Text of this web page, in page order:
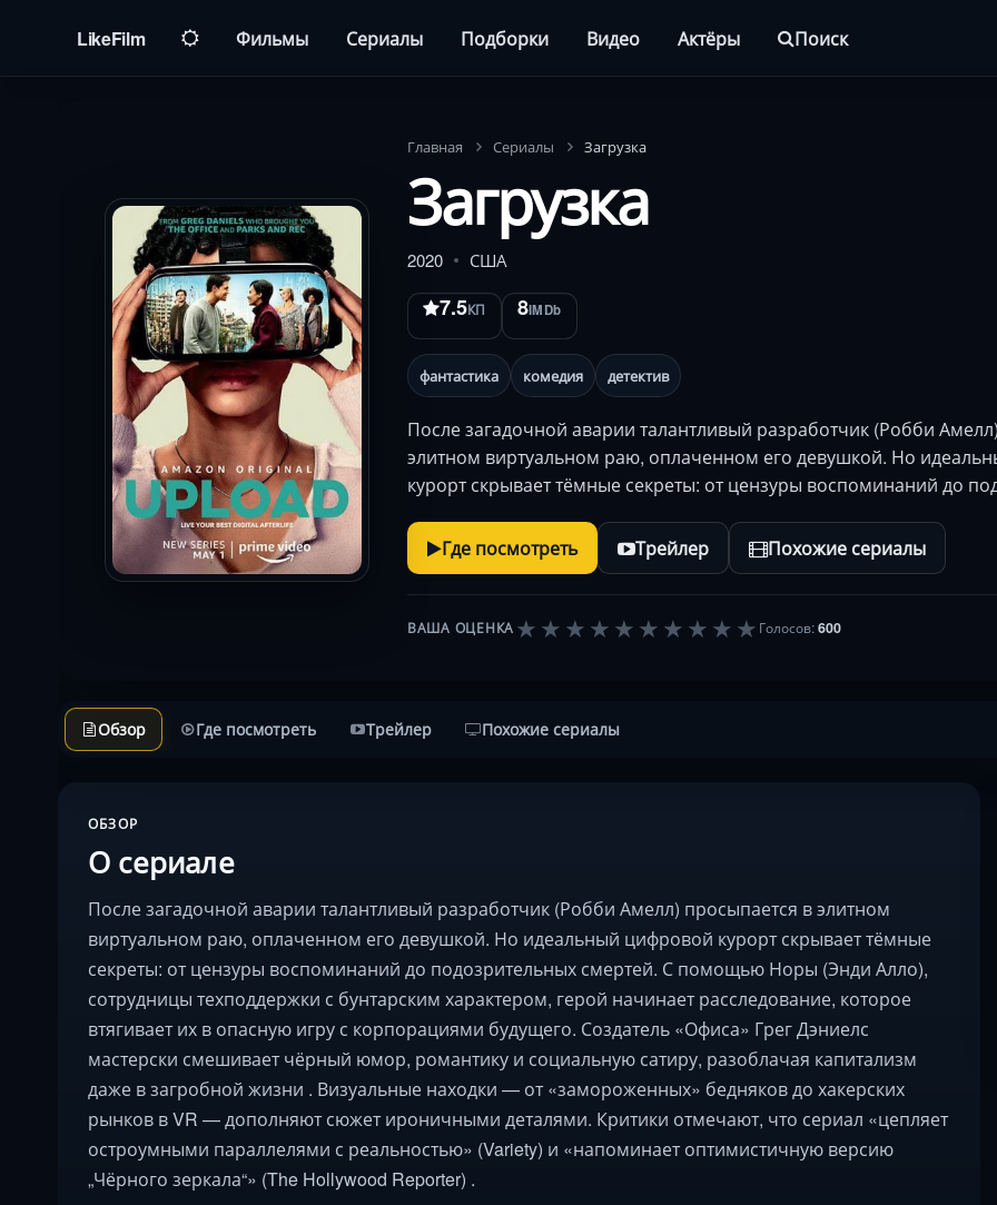
LikeFilm Фильмы Сериалы Подборки Видео Актёры Поиск
Главная Сериалы Загрузка
Загрузка
2020 США
7.5КП 8IMDb
фантастика комедия детектив
После загадочной аварии талантливый разработчик (Робби
элитном виртуальном раю, оплаченном его девушкой. Но
курорт скрывает тёмные секреты: от цензуры воспоминаний до
Где посмотреть Трейлер Похожие сериалы
ВАША ОЦЕНКА ★★★★★★★★★★ Голосов:600
Обзор Где посмотреть Трейлер Похожие сериалы
ОБЗОР
О сериале
После загадочной аварии талантливый разработчик (Робби Амелл) просыпается в элитном
виртуальном раю, оплаченном его девушкой. Но идеальный цифровой курорт скрывает тёмные
секреты: от цензуры воспоминаний до подозрительных смертей. С помощью Норы (Энди Алло),
сотрудницы техподдержки с бунтарским характером, герой начинает расследование, которое
втягивает их в опасную игру с корпорациями будущего. Создатель «Офиса» Грег Дэниелс
мастерски смешивает чёрный юмор, романтику и социальную сатиру, разоблачая капитализм
даже в загробной жизни . Визуальные находки — от «замороженных» бедняков до хакерских
рынков в VR — дополняют сюжет ироничными деталями. Критики отмечают, что сериал «цепляет
остроумными параллелями с реальностью» (Variety) и «напоминает оптимистичную версию
„Чёрного зеркала“» (The Hollywood Reporter) .